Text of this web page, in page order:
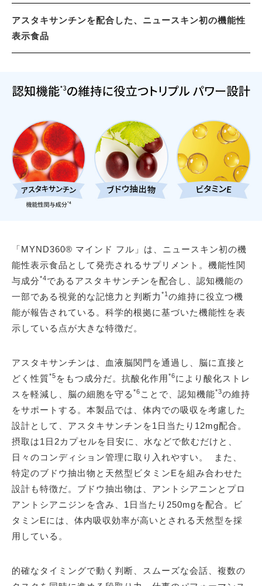
アスタキサンチンを配合した、ニュースキン初の機能性
表示食品
「MYND360® マインド フル」は、ニュースキン初の機
能性表示食品として発売されるサプリメント。機能性関
与成分*4であるアスタキサンチンを配合し、認知機能の
一部である視覚的な記憶力と判断力 *1 の維持に役立つ機
能が報告されている。科学的根拠に基づいた機能性を表
示している点が大きな特徴だ。
アスタキサンチンは、血液脳関門を通過し、脳に直接と
どく性質*5 をもつ成分だ。抗酸化作用*6により酸化ストレ
スを軽減し、脳の細胞を守る *6 ことで、認知機能*3の維持
をサポートする。本製品では、体内での吸収を考慮した
設計として、アスタキサンチンを1日当たり12mg配合。
摂取は1日2カプセルを目安に、水などで飲むだけと、
日々のコンディション管理に取り入れやすい。 また、
特定のブドウ抽出物と天然型ビタミンEを組み合わせた
設計も特徴だ。ブドウ抽出物は、アントシアニンとプロ
アントシアニジンを含み、1日当たり250mgを配合。ビ
タミンEには、体内吸収効率が高いとされる天然型を採
用している。
的確なタイミングで動く判断、スムーズな会話、複数の